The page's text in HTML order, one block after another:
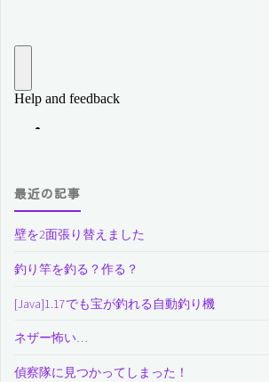
最近の記事
壁を2面張り替えました
釣り竿を釣る？作る？
[Java]1.17でも宝が釣れる自動釣り機
ネザー怖い…
偵察隊に見つかってしまった！